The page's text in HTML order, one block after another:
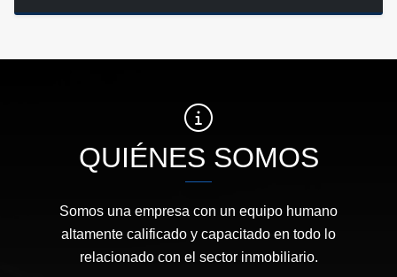
QUIÉNES SOMOS
Somos una empresa con un equipo humano
altamente calificado y capacitado en todo lo
relacionado con el sector inmobiliario.